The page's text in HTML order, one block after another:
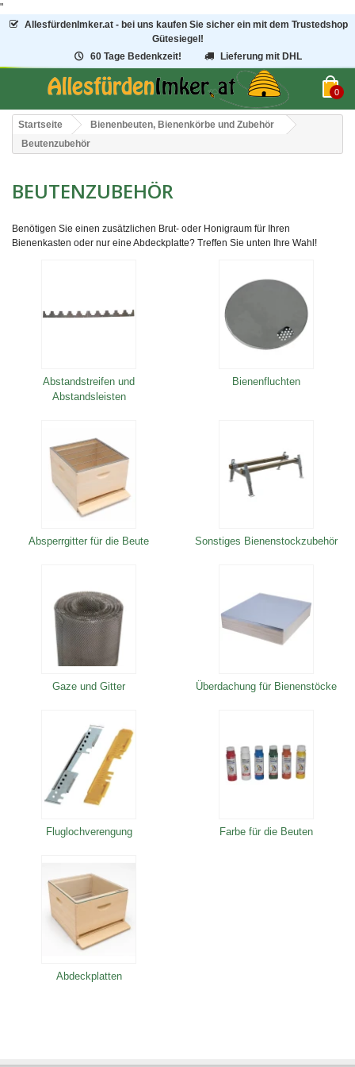
"
AllesfürdenImker.at - bei uns kaufen Sie sicher ein mit dem Trustedshop
Gütesiegel!
60 Tage Bedenkzeit!
Lieferung mit DHL
0
Startseite
Bienenbeuten, Bienenkörbe und Zubehör
Beutenzubehör
BEUTENZUBEHÖR
Benötigen Sie einen zusätzlichen Brut- oder Honigraum für Ihren
Bienenkasten oder nur eine Abdeckplatte? Treffen Sie unten Ihre Wahl!
Abstandstreifen und
Abstandsleisten
Bienenfluchten
Absperrgitter für die Beute Sonstiges Bienenstockzubehör
Gaze und Gitter Überdachung für Bienenstöcke
Fluglochverengung Farbe für die Beuten
Abdeckplatten